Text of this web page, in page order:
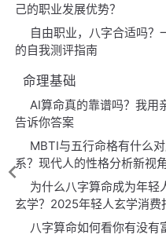
己的职业发展优势？
自由职业，八字合适吗？
的自我测评指南
命理基础
AI算命真的靠谱吗？我用
告诉你答案
MBTI与五行命格有什么
系？现代人的性格分析新视
为什么八字算命成为年轻
玄学？2025年轻人玄学消费
八字算命如何看你有没有